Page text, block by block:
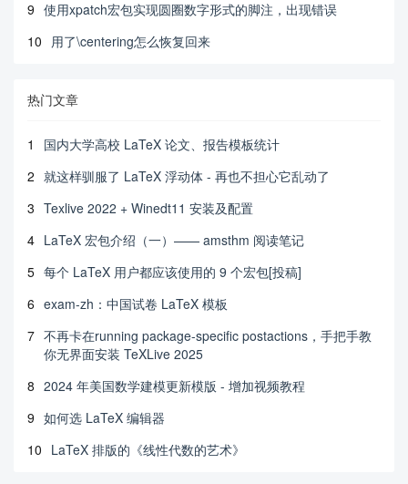
9 使用xpatch宏包实现圆圈数字形式的脚注，出现错误
10 用了\centering怎么恢复回来
热门文章
1
国内大学高校 LaTeX 论文、报告模板统计
2 就这样驯服了 LaTeX 浮动体 - 再也不担心它乱动了
3 Texlive 2022 + Winedt11 安装及配置
4 LaTeX 宏包介绍（一）—— amsthm 阅读笔记
5 每个 LaTeX 用户都应该使用的 9 个宏包[投稿]
6 exam-zh：中国试卷 LaTeX 模板
7 不再卡在running package-specific postactions，手把手教
你无界面安装 TeXLive 2025
8 2024 年美国数学建模更新模版 - 增加视频教程
9 如何选 LaTeX 编辑器
10 LaTeX 排版的《线性代数的艺术》